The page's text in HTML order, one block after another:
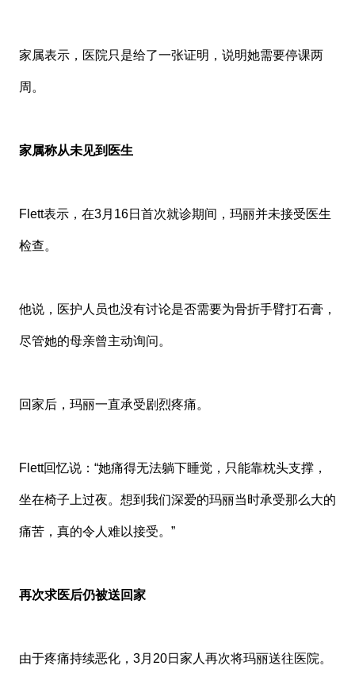
家属表示，医院只是给了一张证明，说明她需要停课两
周。
家属称从未见到医生
Flett表示，在3月16日首次就诊期间，玛丽并未接受医生
检查。
他说，医护人员也没有讨论是否需要为骨折手臂打石膏，
尽管她的母亲曾主动询问。
回家后，玛丽一直承受剧烈疼痛。
Flett回忆说：“她痛得无法躺下睡觉，只能靠枕头支撑，
坐在椅子上过夜。想到我们深爱的玛丽当时承受那么大的
痛苦，真的令人难以接受。”
再次求医后仍被送回家
由于疼痛持续恶化，3月20日家人再次将玛丽送往医院。